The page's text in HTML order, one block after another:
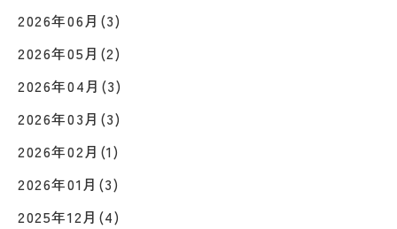
2026年06月(3)
2026年05月(2)
2026年04月(3)
2026年03月(3)
2026年02月(1)
2026年01月(3)
2025年12月(4)